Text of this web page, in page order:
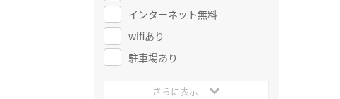
インターネット無料
wifiあり
駐車場あり
さらに表示